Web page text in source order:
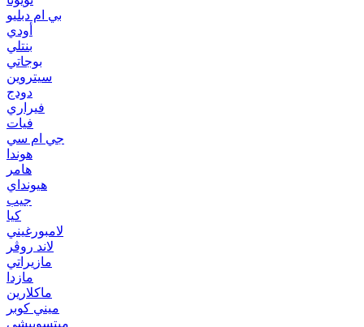
بي ام دبليو
أودي
بنتلي
بوجاتي
سيتروين
دودج
فيراري
فيات
جي ام سي
هوندا
هامر
هيونداي
جيب
كيا
لامبورغيني
لاند روڤر
مازيراتي
مازدا
ماكلارين
ميني كوبر
ميتسوبيشي